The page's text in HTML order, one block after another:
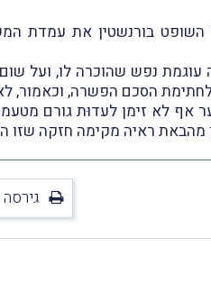
השופט בורנשטין את עמדת
נפש שהוכרה לו, ועל שום
הסכם הפשרה, וכאמור,
לא זימן לעדוּת גורם
מהבאת ראיה מקימה חזקה שזו